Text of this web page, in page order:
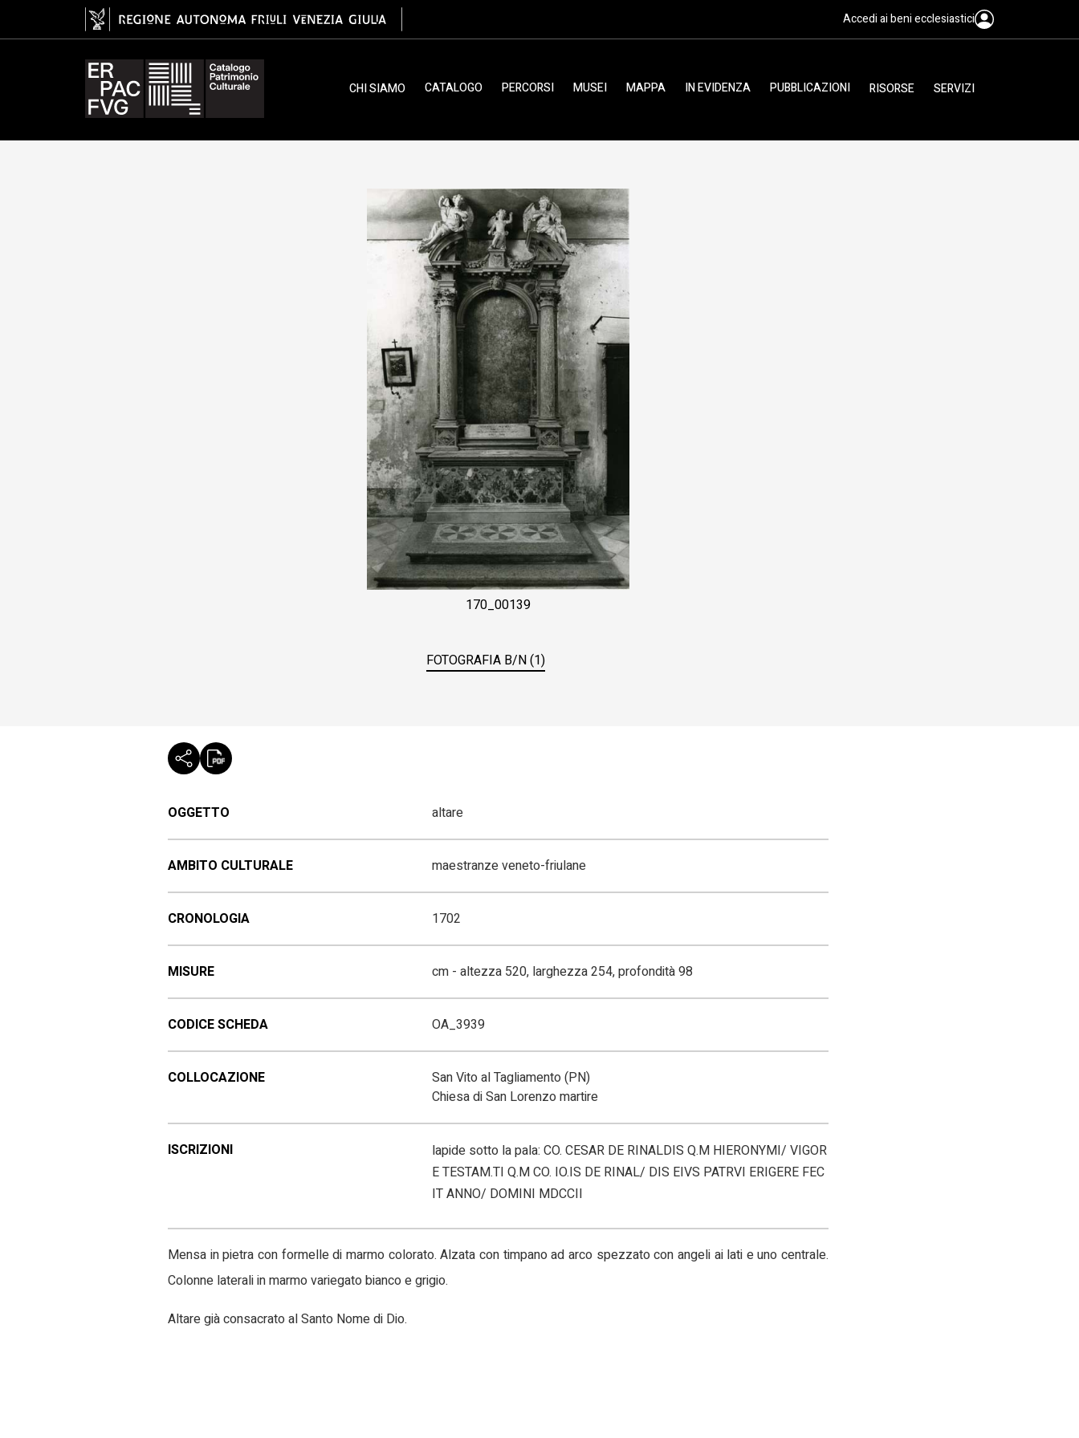
altare, maestranze veneto-friulane, XVIII Accedi ai beni ecclesiastici
CHI SIAMO CATALOGO PERCORSI MUSEI MAPPA IN EVIDENZA PUBBLICAZIONI RISORSE SERVIZI
170_00139
FOTOGRAFIA B/N (1)
OGGETTO altare
AMBITO CULTURALE maestranze veneto-friulane
CRONOLOGIA 1702
MISURE cm - altezza 520, larghezza 254, profondità 98
CODICE SCHEDA OA_3939
COLLOCAZIONE
San Vito al Tagliamento (PN)
Chiesa di San Lorenzo martire
ISCRIZIONI
lapide sotto la pala: CO. CESAR DE RINALDIS Q.M HIERONYMI/ VIGOR
E TESTAM.TI Q.M CO. IO.IS DE RINAL/ DIS EIVS PATRVI ERIGERE FEC
IT ANNO/ DOMINI MDCCII
Mensa in pietra con formelle di marmo colorato. Alzata con timpano ad arco spezzato con angeli ai lati e uno centrale.
Colonne laterali in marmo variegato bianco e grigio.
Altare già consacrato al Santo Nome di Dio.